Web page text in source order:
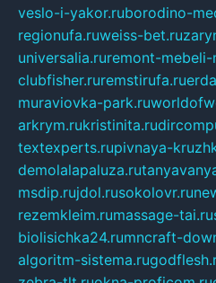
veslo-i-yakor.ruborodino-
regionufa.ruweiss-bet.ru
universalia.ruremont-mebeli-
clubfisher.ruremstirufa.ru
muraviovka-park.ru
arkrym.rukristinita.ru
textexperts.rupivnaya-
demolalapaluza.ru
msdip.rujdol.rusokolovr.ru
rezemkleim.rumassage-tai.ru
biolisichka24.rumncraft-
algoritm-sistema.ru